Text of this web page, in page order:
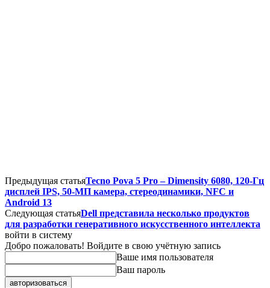
Предыдущая статьяTecno Pova 5 Pro – Dimensity 6080, 120-Гц
дисплей IPS, 50-МП камера, стереодинамики, NFC и
Android 13
Следующая статьяDell представила несколько продуктов
для разработки генеративного искусственного интеллекта
войти в систему
Добро пожаловать! Войдите в свою учётную запись
Ваше имя пользователя
Ваш пароль